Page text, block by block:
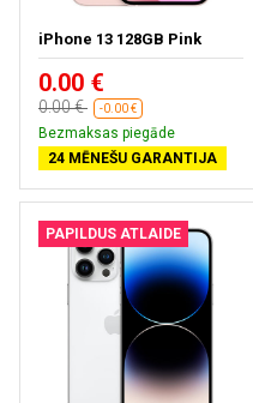
iPhone 13 128GB Pink
0.00 €
0.00 € -0.00 €
Bezmaksas piegāde
24 MĒNEŠU GARANTIJA
PAPILDUS ATLAIDE